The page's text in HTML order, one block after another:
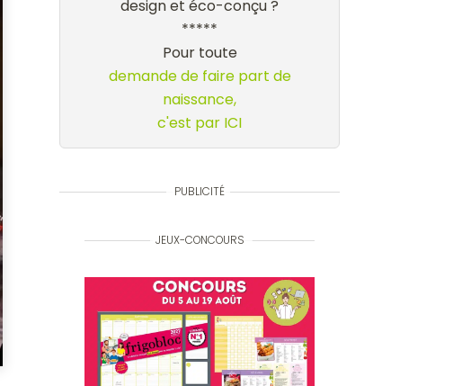
design et éco-conçu ?
*****
Pour toute
demande de faire part de
naissance,
c'est par ICI
PUBLICITÉ
JEUX-CONCOURS